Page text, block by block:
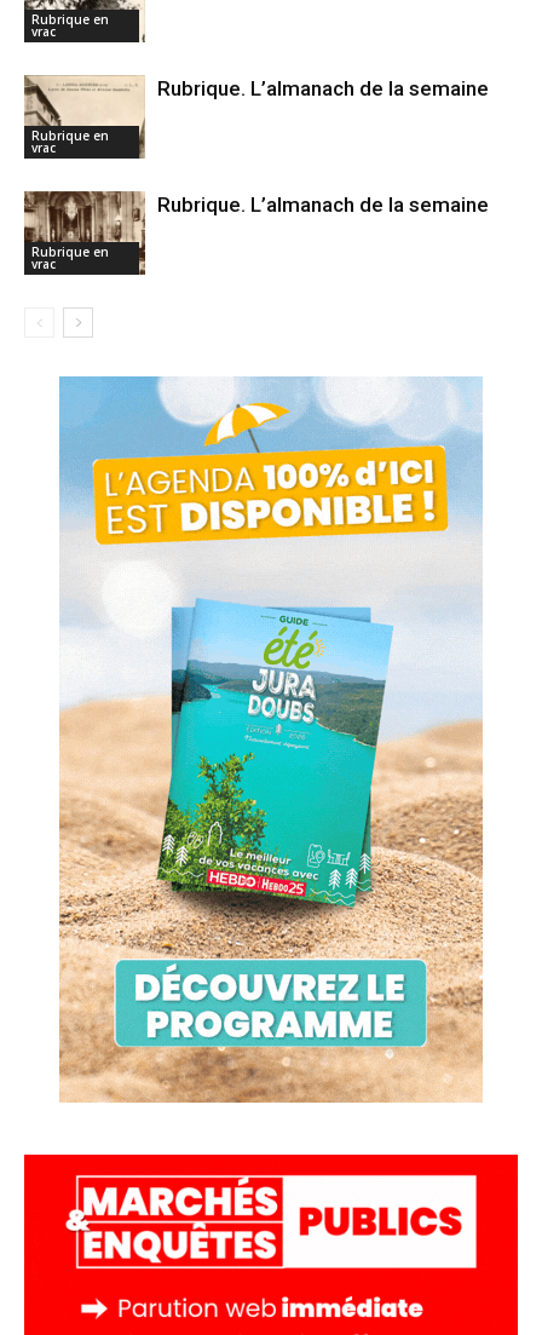
Rubrique en
vrac
Rubrique en
vrac
Rubrique. L’almanach de la semaine
Rubrique en
vrac
Rubrique. L’almanach de la semaine